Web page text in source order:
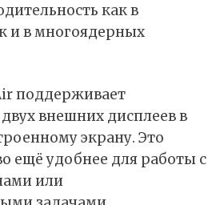
как в
и в многоядерных
поддерживает
внешних дисплеев в
экрану. Это
ещё удобнее для работы с
или